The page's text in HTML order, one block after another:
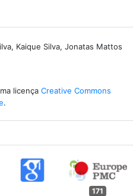
Kaique Silva, Jonatas Mattos
licença Creative Commons
.
171